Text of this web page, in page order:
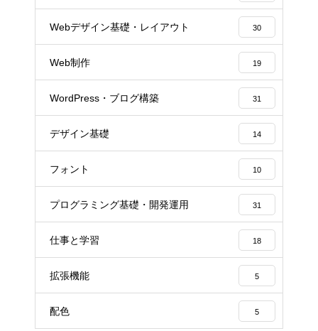
Webデザイン基礎・レイアウト 30
Web制作 19
WordPress・ブログ構築 31
デザイン基礎 14
フォント 10
プログラミング基礎・開発運用 31
仕事と学習 18
拡張機能 5
配色 5